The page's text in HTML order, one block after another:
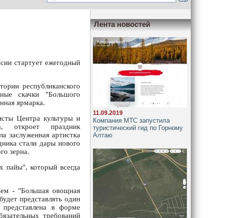
стартует ежегодный
республиканского
скачки "Большого
ярмарка.
Центра культуры и
откроет праздник
заслуженная артистка
стали дары нового
зерна.
пайы", который всегда
- "Большая овощная
представлять один
в форме
требований
Лента новостей
11.09.2019
Компания МТС запустила
туристический гид по Горному
Алтаю